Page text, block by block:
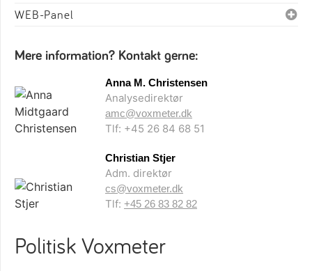
WEB-Panel
Mere information? Kontakt gerne:
Anna M. Christensen
Analysedirektør
amc@voxmeter.dk
Tlf: +45 26 84 68 51
Christian Stjer
Adm. direktør
cs@voxmeter.dk
Tlf: +45 26 83 82 82
Politisk Voxmeter